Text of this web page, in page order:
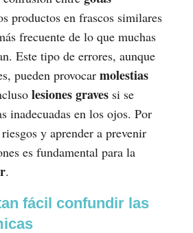
productos en frascos similares
frecuente de lo que muchas
Este tipo de errores, aunque
pueden provocar molestias
lesiones gravessi se
inadecuadas en los ojos. Por
y aprender a prevenir
es fundamental para la
.
fácil confundir las